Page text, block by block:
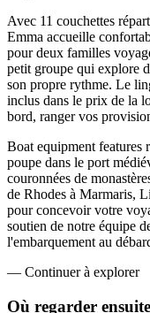
Avec 11 couchettes
Emma accueille
pour deux familles
petit groupe qui explore
son propre rythme. Le
inclus dans le prix de la
bord, ranger vos
Boat equipment features
poupe dans le port
couronnées de
de Rhodes à Marmaris,
pour concevoir votre
soutien de notre équipe
l'embarquement au
— Continuer à explorer
Où regarder